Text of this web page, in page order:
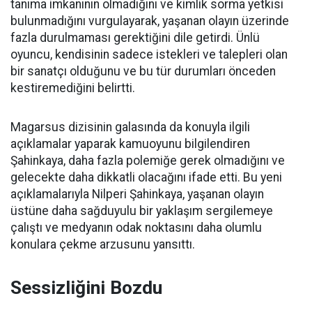
tanıma imkanının olmadığını ve kimlik sorma yetkisi
bulunmadığını vurgulayarak, yaşanan olayın üzerinde
fazla durulmaması gerektiğini dile getirdi. Ünlü
oyuncu, kendisinin sadece istekleri ve talepleri olan
bir sanatçı olduğunu ve bu tür durumları önceden
kestiremediğini belirtti.
Magarsus dizisinin galasında da konuyla ilgili
açıklamalar yaparak kamuoyunu bilgilendiren
Şahinkaya, daha fazla polemiğe gerek olmadığını ve
gelecekte daha dikkatli olacağını ifade etti. Bu yeni
açıklamalarıyla Nilperi Şahinkaya, yaşanan olayın
üstüne daha sağduyulu bir yaklaşım sergilemeye
çalıştı ve medyanın odak noktasını daha olumlu
konulara çekme arzusunu yansıttı.
Sessizliğini Bozdu